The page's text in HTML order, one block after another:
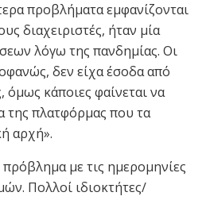
προβλήματα εμφανίζονται
διαχειριστές, ήταν μία
λόγω της πανδημίας. Οι
δεν είχα έσοδα από
κάποιες φαίνεται να
της πλατφόρμας που τα
αρχή».
πρόβλημα με τις ημερομηνίες
Πολλοί ιδιοκτήτες/